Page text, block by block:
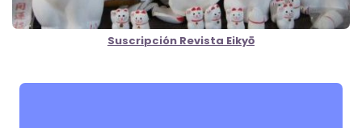
Suscripción Revista Eikyō